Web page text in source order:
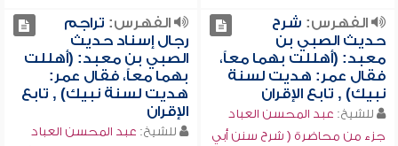
الفهرس: شرح
حديث الصبي بن
معبد: (أهللت بهما معاً،
فقال عمر: هديت لسنة
نبيك) , تابع الإقران
للشيخ: عبد المحسن العباد
جزء من محاضرة ( شرح سنن أبي
الفهرس: تراجم
رجال إسناد حديث
الصبي بن معبد: (أهللت
بهما معاً، فقال عمر:
هديت لسنة نبيك) , تابع
الإقران
للشيخ: عبد المحسن العباد